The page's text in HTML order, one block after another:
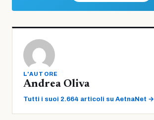
L'AUTORE
Andrea Oliva
Tutti i suoi 2.664 articoli su AetnaNet →